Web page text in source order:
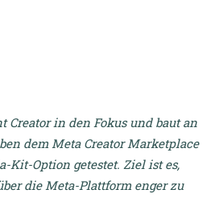
Creator in den Fokus und baut an
dem Meta Creator Marketplace
Kit-Option getestet. Ziel ist es,
die Meta-Plattform enger zu